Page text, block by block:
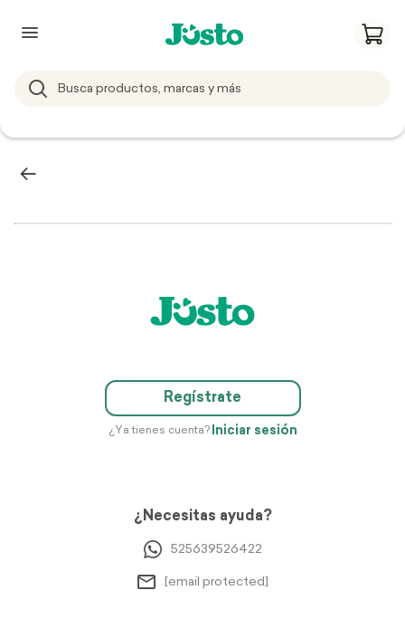
Regístrate
¿Ya tienes cuenta? Iniciar sesión
¿Necesitas ayuda?
525639526422
[email protected]